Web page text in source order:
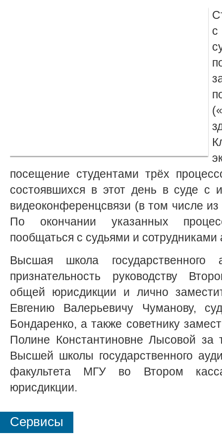
с
посещение студентами трёх
состоявшихся в этот день в суде с
видеоконференцсвязи (в том числе
По окончании указанных
пообщаться с судьями и сотрудниками
Высшая школа
признательность руководству
общей юрисдикции и лично
Евгению Валерьевичу Чуманову,
Бондаренко, а также советнику
Полине Константиновне Лысовой за
Высшей школы государственного
факультета МГУ во Втором
юрисдикции.
Сервисы